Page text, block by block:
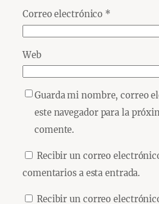
Correo electrónico *
Web
Guarda mi nombre, correo
este navegador para la
comente.
Recibir un correo
comentarios a esta entrada.
Recibir un correo